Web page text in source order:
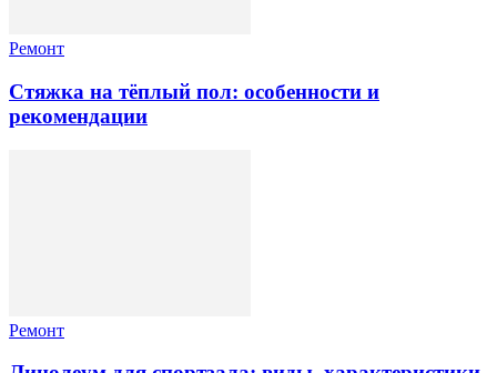
Ремонт
Стяжка на тёплый пол: особенности и
рекомендации
Ремонт